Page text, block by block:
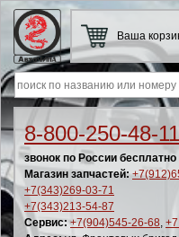
8-800-250-48-11
звонок по России бесплатно
Магазин запчастей:
+7(343)269-03-71
+7(343)213-54-87
Сервис: +7(904)545-26-68,
Ваша